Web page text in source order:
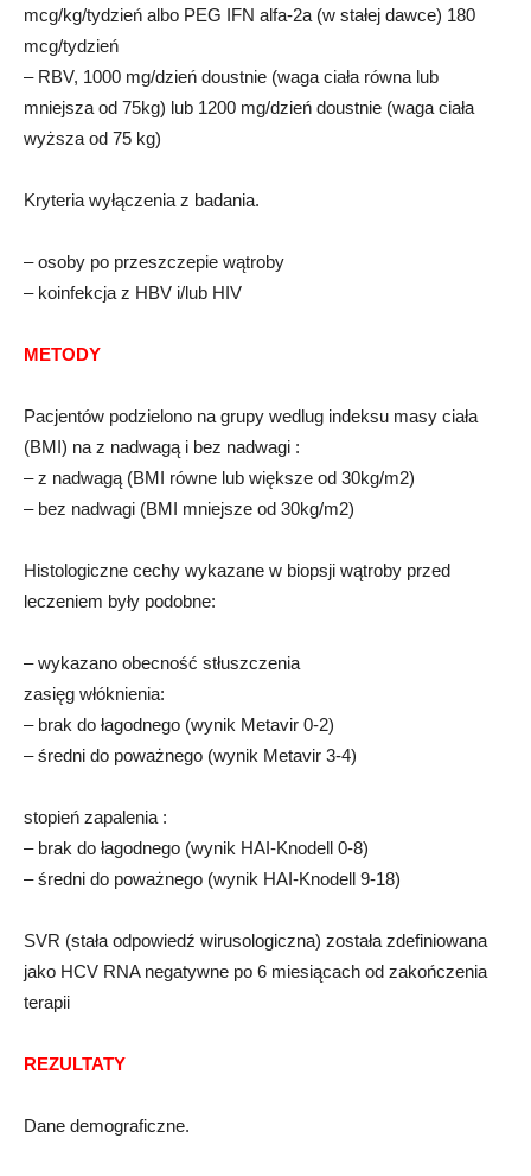
mcg/kg/tydzień albo PEG IFN alfa-2a (w stałej dawce) 180
mcg/tydzień
– RBV, 1000 mg/dzień doustnie (waga ciała równa lub
mniejsza od 75kg) lub 1200 mg/dzień doustnie (waga ciała
wyższa od 75 kg)
Kryteria wyłączenia z badania.
– osoby po przeszczepie wątroby
– koinfekcja z HBV i/lub HIV
METODY
Pacjentów podzielono na grupy wedlug indeksu masy ciała
(BMI) na z nadwagą i bez nadwagi :
– z nadwagą (BMI równe lub większe od 30kg/m2)
– bez nadwagi (BMI mniejsze od 30kg/m2)
Histologiczne cechy wykazane w biopsji wątroby przed
leczeniem były podobne:
– wykazano obecność stłuszczenia
zasięg włóknienia:
– brak do łagodnego (wynik Metavir 0-2)
– średni do poważnego (wynik Metavir 3-4)
stopień zapalenia :
– brak do łagodnego (wynik HAI-Knodell 0-8)
– średni do poważnego (wynik HAI-Knodell 9-18)
SVR (stała odpowiedź wirusologiczna) została zdefiniowana
jako HCV RNA negatywne po 6 miesiącach od zakończenia
terapii
REZULTATY
Dane demograficzne.